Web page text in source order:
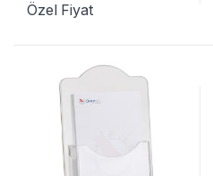
Özel Fiyat